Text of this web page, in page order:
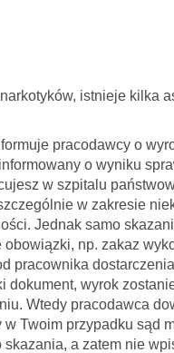
istnieje kilka
pracodawcy o
o wyniku
w szpitalu
w zakresie
Jednak samo
np. zakaz
pracownika
dokument, wyrok
Wtedy pracodawca
Twoim przypadku sąd
a zatem nie